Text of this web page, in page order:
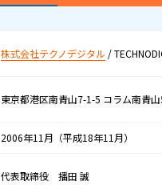
株式会社テクノデジタル /
東京都港区南青山7-1-5 コラム南青山
2006年11月（平成18年11月）
代表取締役 播田 誠